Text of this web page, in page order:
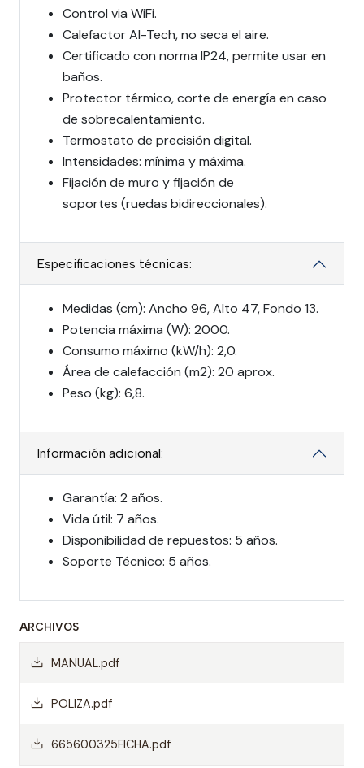
Control via WiFi.
Calefactor Al-Tech, no seca el aire.
Certificado con norma IP24, permite usar en
baños.
Protector térmico, corte de energía en caso
de sobrecalentamiento.
Termostato de precisión digital.
Intensidades: mínima y máxima.
Fijación de muro y fijación de
soportes (ruedas bidireccionales).
Especificaciones técnicas:
Medidas (cm): Ancho 96, Alto 47, Fondo 13.
Potencia máxima (W): 2000.
Consumo máximo (kW/h): 2,0.
Área de calefacción (m2): 20 aprox.
Peso (kg): 6,8.
Información adicional:
Garantía: 2 años.
Vida útil: 7 años.
Disponibilidad de repuestos: 5 años.
Soporte Técnico: 5 años.
ARCHIVOS
MANUAL.pdf
POLIZA.pdf
665600325FICHA.pdf